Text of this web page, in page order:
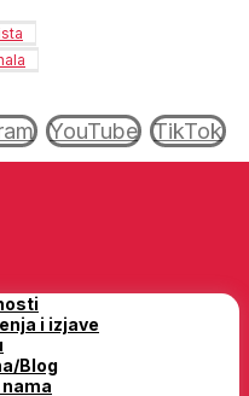
YouTube TikTok
i izjave
Blog